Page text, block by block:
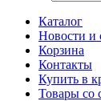
Каталог
Новости и
Корзина
Контакты
Купить в
Товары со